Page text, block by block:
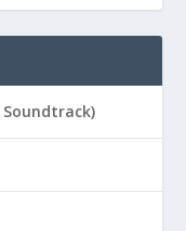
Soundtrack)